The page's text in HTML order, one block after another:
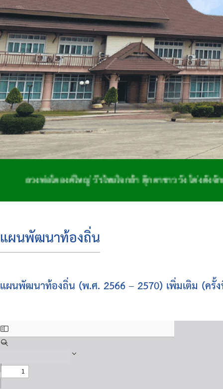
งพ่อโตองค์ใหญ่ วีรไทยใจกล้า ตุ๊กตาชาววัง โด่งดังจักสาน ถิ่
แผนพัฒนาท้องถิ่น
แผนพัฒนาท้องถิ่น (พ.ศ. 2566 – 2570) เพิ่มเติม (ครั้